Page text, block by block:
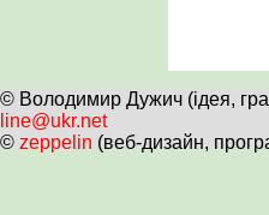
© Володимир Дужич (ідея,
line@ukr.net
© zeppelin (веб-дизайн,